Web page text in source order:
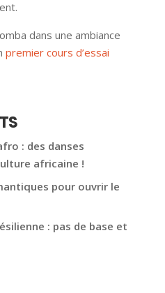
dans une ambiance
premier cours d’essai
: des danses
africaine !
pour ouvrir le
: pas de base et